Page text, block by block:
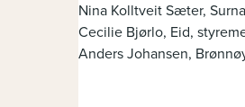
Nina Kolltveit Sæter,
Cecilie Bjørlo, Eid,
Anders Johansen,